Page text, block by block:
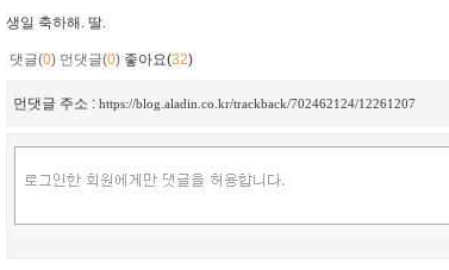
생일 축하해. 딸.
댓글(0) 먼댓글(0) 좋아요(32)
먼댓글 주소 : https://blog.aladin.co.kr/trackback/702462124/12261207